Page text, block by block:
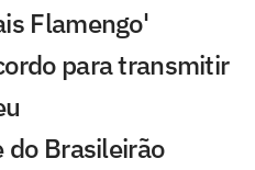
Flamengo'
para transmitir
do Brasileirão